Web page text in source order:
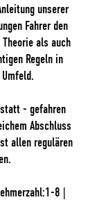
unserer
Fahrer den
als auch
Regeln in
- gefahren
Abschluss
allen regulären
8 |